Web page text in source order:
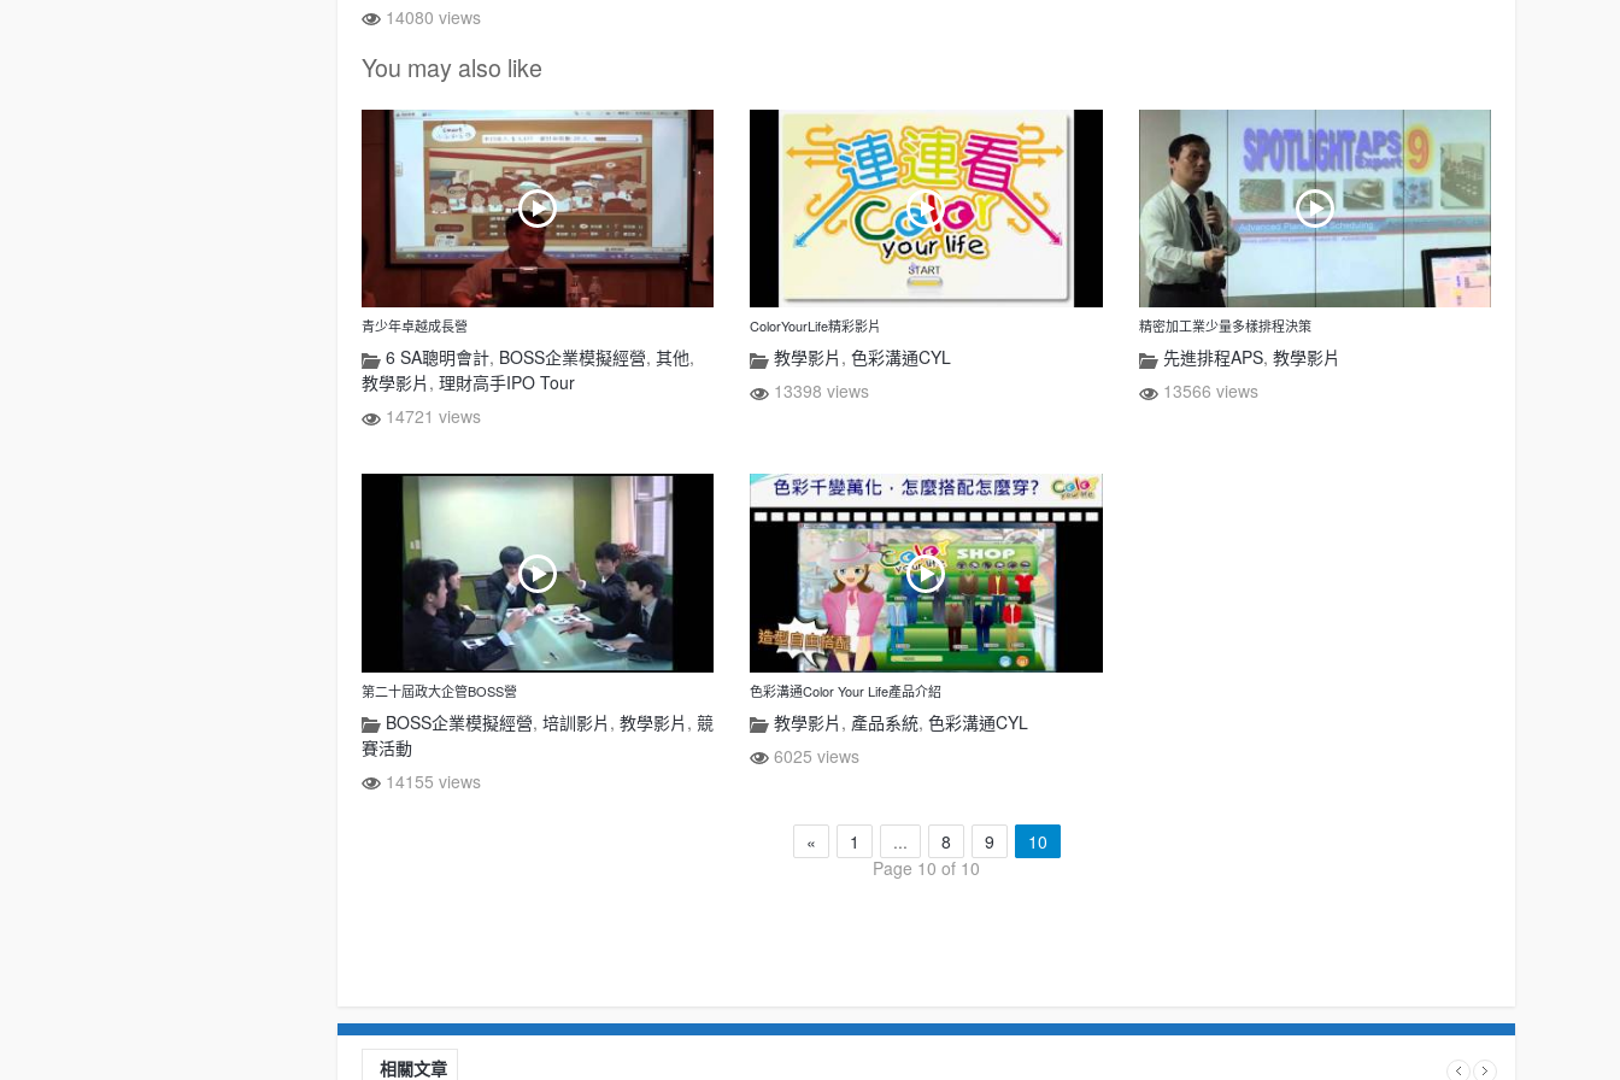
14080 views
You may also like
青少年卓越成長營
6 SA聰明會計, BOSS企業模擬經營,其他,
教學影片 ,理財高手IPO Tour
14721 views
ColorYourLife精彩影片
教學影片 ,色彩溝通CYL
13398 views
精密加工業少量多樣排程決策
先進排程APS, 教學影片
13566 views
第二十屆政大企管BOSS營
BOSS企業模擬經營,培訓影片 ,教學影片 ,競
賽活動
14155 views
色彩溝通Color Your Life產品介紹
教學影片 , 產品系統,色彩溝通CYL
6025 views
« 1 ... 8 9
10
Page 10 of 10
相關文章